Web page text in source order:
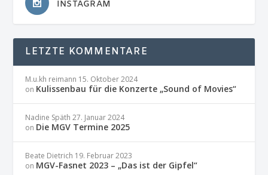
INSTAGRAM
LETZTE KOMMENTARE
M.u.kh reimann 15. Oktober 2024
on Kulissenbau für die Konzerte „Sound of Movies“
Nadine Späth 27. Januar 2024
on Die MGV Termine 2025
Beate Dietrich 19. Februar 2023
on MGV-Fasnet 2023 – „Das ist der Gipfel“